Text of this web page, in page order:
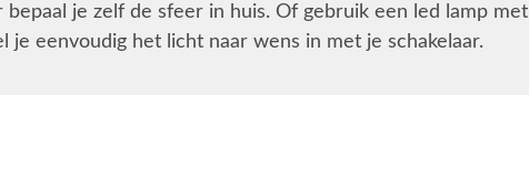
je zelf de sfeer in huis. Of gebruik een led lamp met
je eenvoudig het licht naar wens in met je schakelaar.